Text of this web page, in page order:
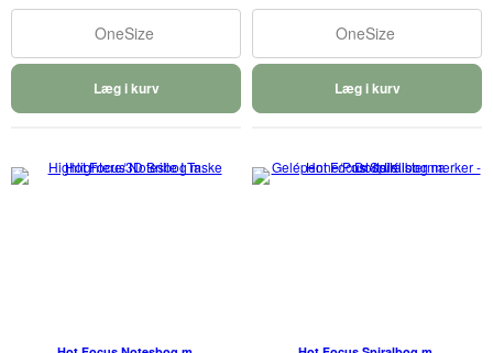
OneSize
Læg i kurv
OneSize
Læg i kurv